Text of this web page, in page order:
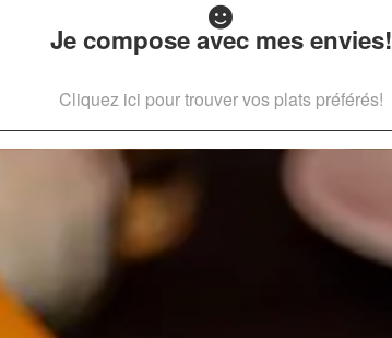
Je compose avec mes envies!
Cliquez ici pour trouver vos plats préférés!